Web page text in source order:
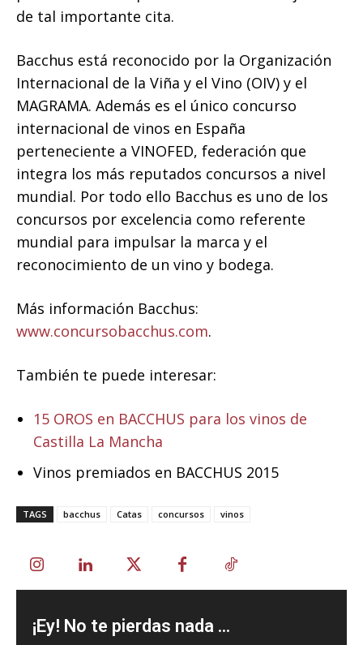
de tal importante cita.
Bacchus está reconocido por la Organización
Internacional de la Viña y el Vino (OIV) y el
MAGRAMA. Además es el único concurso
internacional de vinos en España
perteneciente a VINOFED, federación que
integra los más reputados concursos a nivel
mundial. Por todo ello Bacchus es uno de los
concursos por excelencia como referente
mundial para impulsar la marca y el
reconocimiento de un vino y bodega.
Más información Bacchus:
www.concursobacchus.com.
También te puede interesar:
15 OROS en BACCHUS para los vinos de
Castilla La Mancha
Vinos premiados en BACCHUS 2015
TAGS bacchus Catas concursos vinos
¡Ey! No te pierdas nada ...